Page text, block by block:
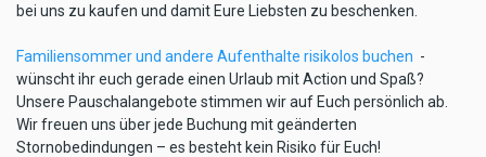
bei uns zu kaufen und damit Eure Liebsten zu beschenken.
Familiensommer und andere Aufenthalte risikolos buchen -
wünscht ihr euch gerade einen Urlaub mit Action und Spaß?
Unsere Pauschalangebote stimmen wir auf Euch persönlich ab.
Wir freuen uns über jede Buchung mit geänderten
Stornobedindungen – es besteht kein Risiko für Euch!